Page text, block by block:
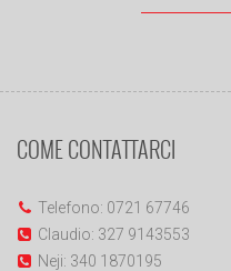
COME CONTATTARCI
Telefono: 0721 67746
Claudio: 327 9143553
Neji: 340 1870195